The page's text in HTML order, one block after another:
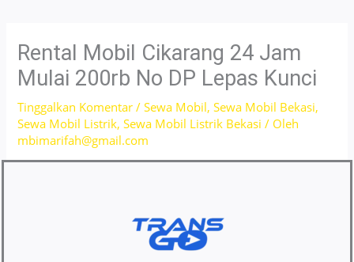
Rental Mobil Cikarang 24 Jam
Mulai 200rb No DP Lepas Kunci
Tinggalkan Komentar /Sewa Mobil,Sewa Mobil Bekasi,
Sewa Mobil Listrik,Sewa Mobil Listrik Bekasi / Oleh
mbimarifah@gmail.com